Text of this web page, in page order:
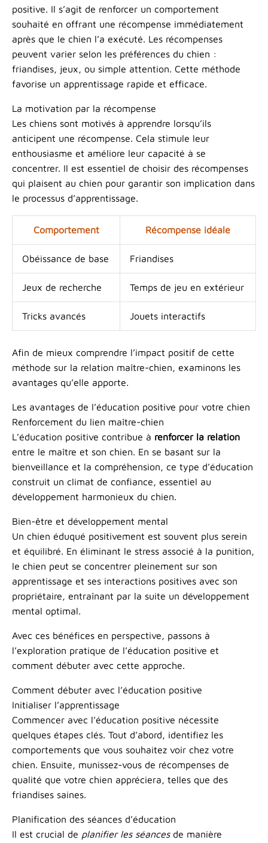
positive. Il s’agit de renforcer un comportement
souhaité en offrant une récompense immédiatement
après que le chien l’a exécuté. Les récompenses
peuvent varier selon les préférences du chien :
friandises, jeux, ou simple attention. Cette méthode
favorise un apprentissage rapide et efficace.
La motivation par la récompense
Les chiens sont motivés à apprendre lorsqu’ils
anticipent une récompense. Cela stimule leur
enthousiasme et améliore leur capacité à se
concentrer. Il est essentiel de choisir des récompenses
qui plaisent au chien pour garantir son implication dans
le processus d’apprentissage.
Comportement Récompense idéale
Obéissance de base Friandises
Jeux de recherche Temps de jeu en extérieur
Tricks avancés Jouets interactifs
Afin de mieux comprendre l’impact positif de cette
méthode sur la relation maître-chien, examinons les
avantages qu’elle apporte.
Les avantages de l’éducation positive pour votre chien
Renforcement du lien maître-chien
L’éducation positive contribue à renforcer la relation
entre le maître et son chien. En se basant sur la
bienveillance et la compréhension, ce type d’éducation
construit un climat de confiance, essentiel au
développement harmonieux du chien.
Bien-être et développement mental
Un chien éduqué positivement est souvent plus serein
et équilibré. En éliminant le stress associé à la punition,
le chien peut se concentrer pleinement sur son
apprentissage et ses interactions positives avec son
propriétaire, entraînant par la suite un développement
mental optimal.
Avec ces bénéfices en perspective, passons à
l’exploration pratique de l’éducation positive et
comment débuter avec cette approche.
Comment débuter avec l’éducation positive
Initialiser l’apprentissage
Commencer avec l’éducation positive nécessite
quelques étapes clés. Tout d’abord, identifiez les
comportements que vous souhaitez voir chez votre
chien. Ensuite, munissez-vous de récompenses de
qualité que votre chien appréciera, telles que des
friandises saines.
Planification des séances d’éducation
Il est crucial de planifier les séancesde manière